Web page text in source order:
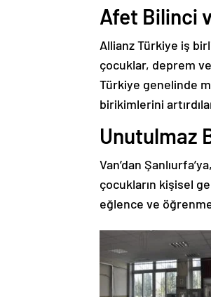
Afet Bilinci
Allianz Türkiye iş
çocuklar, deprem ve
Türkiye genelinde
birikimlerini
Unutulmaz
Van’dan
çocukların kişisel
eğlence ve